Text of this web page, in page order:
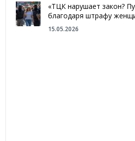
«ТЦК нарушает закон?
благодаря штрафу
15.05.2026